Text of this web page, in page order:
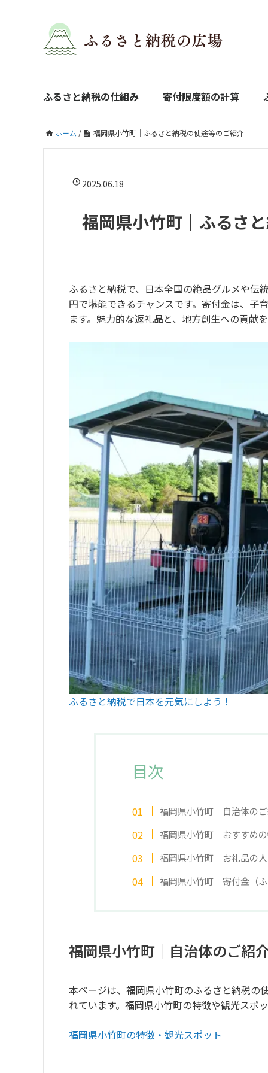
ふるさと納税の仕組み 寄付限度額の計算
ホーム / 福岡県小竹町｜ふるさと納税の使途等のご紹介
2025.06.18
福岡県小竹町｜ふるさ
ふるさと納税で、日本全国の絶品グルメや伝
円で堪能できるチャンスです。寄付金は、子
ます。魅力的な返礼品と、地方創生への貢献
ふるさと納税で日本を元気にしよう！
目次
福岡県小竹町｜自治体の
福岡県小竹町｜おすすめ
福岡県小竹町｜お礼品の
福岡県小竹町｜寄付金（
福岡県小竹町｜自治体のご紹
本ページは、福岡県小竹町のふるさと納税の
れています。福岡県小竹町の特徴や観光スポ
福岡県小竹町の特徴・観光スポット